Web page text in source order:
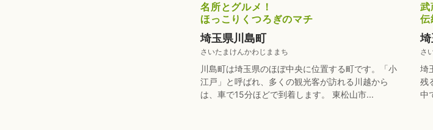
名所とグルメ！
ほっこりくつろぎのマチ
埼玉県川島町
さいたまけんかわじままち
川島町は埼玉県のほぼ中央に位置する町です。「小
江戸」と呼ばれ、多くの観光客が訪れる川越から
は、車で15分ほどで到着します。 東松山市...
武
伝
さ
埼
残
中